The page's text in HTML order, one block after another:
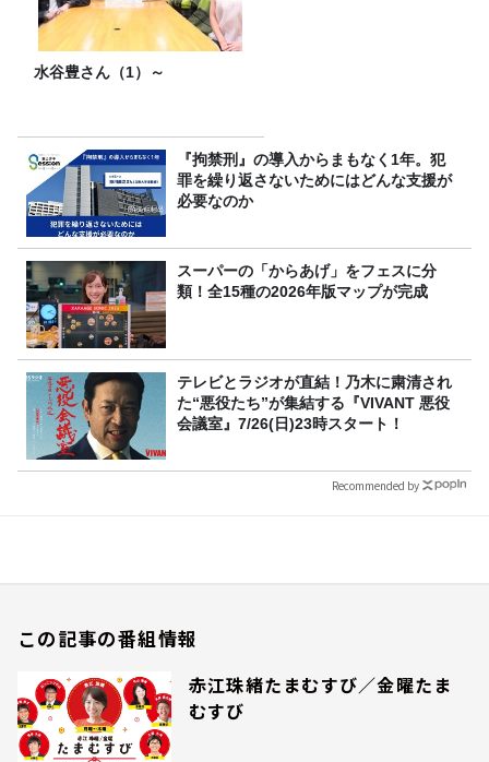
水谷豊さん（1）～
『拘禁刑』の導入からまもなく1年。犯
罪を繰り返さないためにはどんな支援が
必要なのか
スーパーの「からあげ」をフェスに分
類！全15種の2026年版マップが完成
テレビとラジオが直結！乃木に粛清され
た“悪役たち”が集結する『VIVANT 悪役
会議室』7/26(日)23時スタート！
Recommended by
この記事の番組情報
赤江珠緒たまむすび／金曜たま
むすび